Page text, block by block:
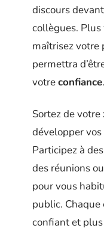
discours
collègues.
maîtrisez votre
permettra
votreconfiance.
Sortez de votre
développer vos
Participez à
des réunions
pour vous
public.
confiant et